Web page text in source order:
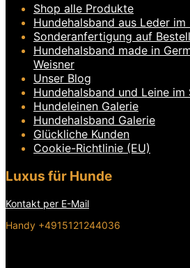
Shop alle Produkte
Hundehalsband aus Leder im
Sonderanfertigung auf
Hundehalsband made in
Weisner
Unser Blog
Hundehalsband und Leine im
Hundeleinen Galerie
Hundehalsband Galerie
Glückliche Kunden
Cookie-Richtlinie (EU)
Luxus für Hunde
Kontakt per E-Mail
Handy +4915121244036